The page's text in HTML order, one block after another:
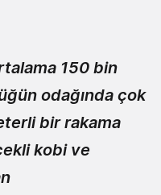
150 bin
odağında çok
bir rakama
kobi ve